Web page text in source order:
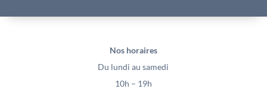
Nos horaires
Du lundi au samedi
10h – 19h